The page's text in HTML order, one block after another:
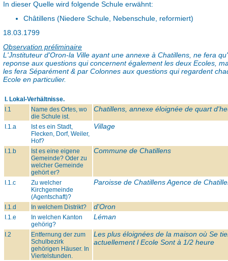
In dieser Quelle wird folgende Schule erwähnt:
Châtillens (Niedere Schule, Nebenschule, reformiert)
18.03.1799
Observation préliminaire
L'Jnstituteur d'Oron-la Ville ayant une annexe à Chatillens, ne fera
reponse aux questions qui concernent également les deux Ecoles,
les fera Séparément & par Colonnes aux questions qui regardent
Ecole en particulier.
I. Lokal-Verhältnisse.
I.1
Name des Ortes, wo
die Schule ist.
Chatillens, annexe éloignée de quart
I.1.a
Ist es ein Stadt,
Flecken, Dorf, Weiler,
Hof?
Village
I.1.b
Ist es eine eigene
Gemeinde? Oder zu
welcher Gemeinde
gehört er?
Commune de Chatillens
I.1.c
Zu welcher
Kirchgemeinde
(Agentschaft)?
Paroisse de Chatillens Agence de
I.1.d In welchem Distrikt? d'Oron
I.1.e
In welchen Kanton
gehörig?
Léman
I.2
Entfernung der zum
Schulbezirk
gehörigen Häuser. In
Viertelstunden.
Les plus éloignées de la maison où Se
actuellement l Ecole Sont à 1/2 heure